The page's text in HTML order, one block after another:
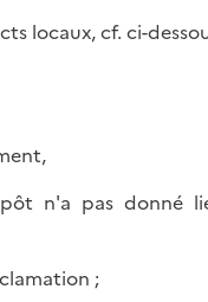
locaux, cf. ci-
n'a pas donné
;